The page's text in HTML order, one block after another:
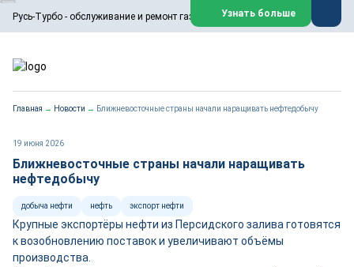
Русь-Турбо - обслуживание и ремонт газовых паровых турбин
ООО «Русь-Турбо» занимается сервисом газовых и паровых
турбин, комплексным ремонтом, восстановлением,
техническим обслуживанием оборудования ТЭС,
работают на нефтегазовых, нефтехимических,
металлургических и других предприятиях.
Реклама. ООО «Русь-Турбо», ИНН 7802588950
Узнать больше
Главная → Новости → Ближневосточные страны начали наращивать нефтедобычу
19 июня 2026
Ближневосточные страны начали наращивать
нефтедобычу
добыча нефти нефть экспорт нефти
Крупные экспортёры нефти из Персидского залива готовятся
к возобновлению поставок и увеличивают объёмы
производства.